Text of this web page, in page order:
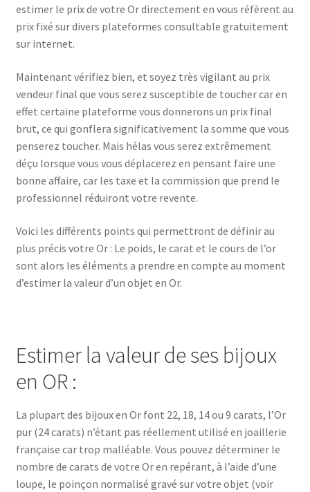
estimer le prix de votre Or directement en vous réfèrent au
prix fixé sur divers plateformes consultable gratuitement
sur internet.
Maintenant vérifiez bien, et soyez très vigilant au prix
vendeur final que vous serez susceptible de toucher car en
effet certaine plateforme vous donnerons un prix final
brut, ce qui gonflera significativement la somme que vous
penserez toucher. Mais hélas vous serez extrêmement
déçu lorsque vous vous déplacerez en pensant faire une
bonne affaire, car les taxe et la commission que prend le
professionnel réduiront votre revente.
Voici les différents points qui permettront de définir au
plus précis votre Or : Le poids, le carat et le cours de l’or
sont alors les éléments a prendre en compte au moment
d’estimer la valeur d’un objet en Or.
Estimer la valeur de ses bijoux
en OR :
La plupart des bijoux en Or font 22, 18, 14 ou 9 carats, l’Or
pur (24 carats) n’étant pas réellement utilisé en joaillerie
française car trop malléable. Vous pouvez déterminer le
nombre de carats de votre Or en repérant, à l’aide d’une
loupe, le poinçon normalisé gravé sur votre objet (voir